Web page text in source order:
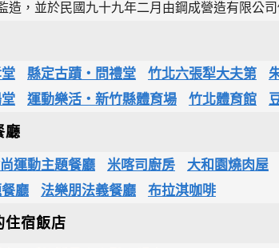
造，並於民國九十九年二月由鋼成營造有限公司
縣定古蹟‧問禮堂 竹北六張犁大夫第
運動樂活‧新竹縣體育場 竹北體育館
廳
運動主題餐廳 米喀司廚房 大和園燒肉屋
廳
法樂朋法義餐廳 布拉淇咖啡
住宿飯店